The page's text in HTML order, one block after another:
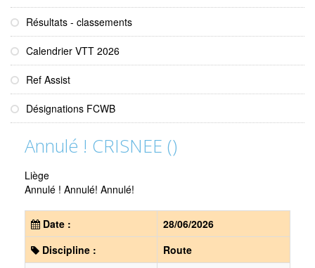
Résultats - classements
Calendrier VTT 2026
Ref Assist
Désignations FCWB
Annulé ! CRISNEE ()
Liège
Annulé ! Annulé! Annulé!
Date :
28/06/2026
Discipline :
Route